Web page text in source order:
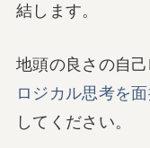
結します。
地頭の良さの自
ロジカル思考を
してください。